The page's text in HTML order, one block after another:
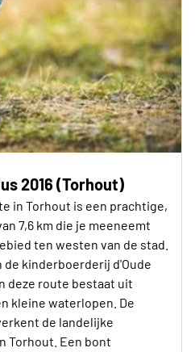
2016 (Torhout)
in Torhout is een prachtige,
7,6 km die je meeneemt
ten westen van de stad.
de kinderboerderij d'Oude
deze route bestaat uit
kleine waterlopen. De
de landelijke
Torhout. Een bont